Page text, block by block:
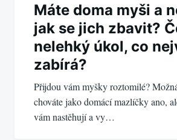
Máte doma myši a
jak se jich zbavit?
nelehký úkol, co
zabírá?
Přijdou vám myšky roztomilé?
chováte jako domácí mazlíčky ano,
vám nastěhují a vy…